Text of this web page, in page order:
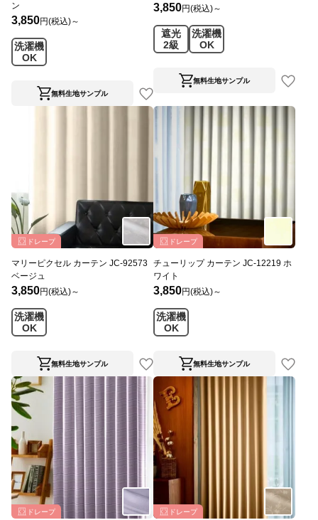
ン
3,850円(税込)～
洗濯機
OK
無料生地サンプル
3,850円(税込)～
遮光
2級
洗濯機
OK
無料生地サンプル
ドレープ
マリーピクセル カーテン JC-92573
ベージュ
3,850円(税込)～
洗濯機
OK
無料生地サンプル
ドレープ
チューリップ カーテン JC-12219 ホ
ワイト
3,850円(税込)～
洗濯機
OK
無料生地サンプル
ドレープ ドレープ